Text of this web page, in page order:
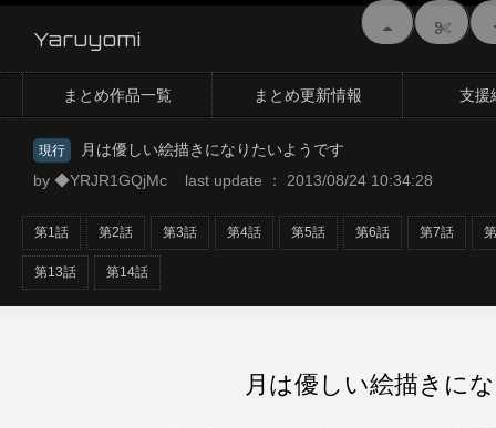
Yaruyomi
まとめ作品一覧 まとめ更新情報 支援
現行
月は優しい絵描きになりたいようです
by ◆YRJR1GQjMc last update ： 2013/08/24 10:34:28
第1話 第2話 第3話 第4話 第5話 第6話 第7話
第13話 第14話
月は優しい絵描きに